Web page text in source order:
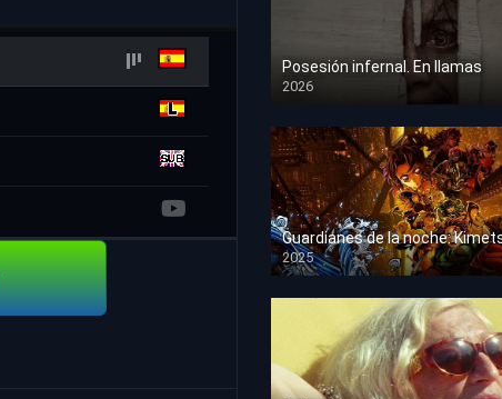
Posesión infernal. En llamas
2026
HD 1080p
2025
HD 1080p